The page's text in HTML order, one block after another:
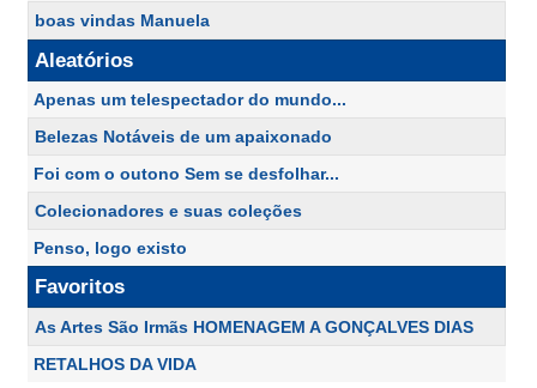
boas vindas Manuela
Aleatórios
Apenas um telespectador do mundo...
Belezas Notáveis de um apaixonado
Foi com o outono Sem se desfolhar...
Colecionadores e suas coleções
Penso, logo existo
Favoritos
As Artes São Irmãs HOMENAGEM A GONÇALVES DIAS
RETALHOS DA VIDA